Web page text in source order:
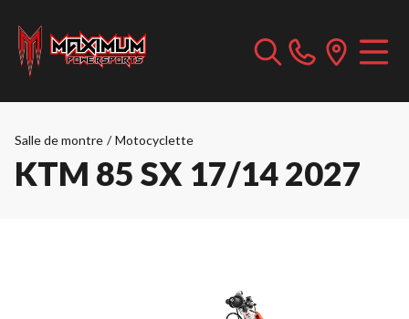
Salle de montre / Motocyclette
KTM 85 SX 17/14 2027